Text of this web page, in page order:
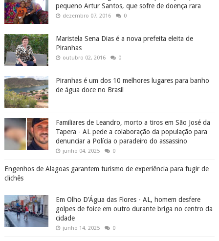
pequeno Artur Santos, que sofre de doença rara
dezembro 07, 2016 0
Maristela Sena Dias é a nova prefeita eleita de
Piranhas
outubro 02, 2016 0
Piranhas é um dos 10 melhores lugares para banho
de água doce no Brasil
Familiares de Leandro, morto a tiros em São José da
Tapera - AL pede a colaboração da população para
denunciar a Polícia o paradeiro do assassino
junho 04, 2025 0
Engenhos de Alagoas garantem turismo de experiência para fugir de
clichês
Em Olho D’Água das Flores - AL, homem desfere
golpes de foice em outro durante briga no centro da
cidade
junho 14, 2025 0